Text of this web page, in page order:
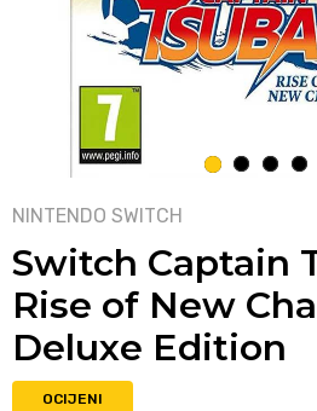
1 2 3 4
NINTENDO SWITCH
Switch Captain
Rise of New
Deluxe Edition
OCIJENI